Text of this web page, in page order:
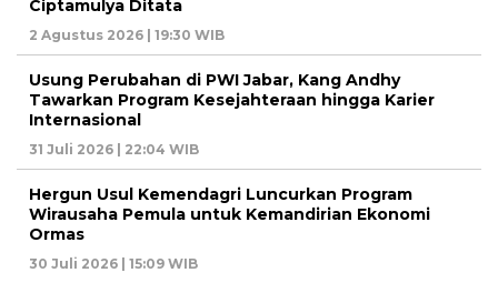
Ciptamulya Ditata
2 Agustus 2026 | 19:30 WIB
Usung Perubahan di PWI Jabar, Kang Andhy
Tawarkan Program Kesejahteraan hingga Karier
Internasional
31 Juli 2026 | 22:04 WIB
Hergun Usul Kemendagri Luncurkan Program
Wirausaha Pemula untuk Kemandirian Ekonomi
Ormas
30 Juli 2026 | 15:09 WIB